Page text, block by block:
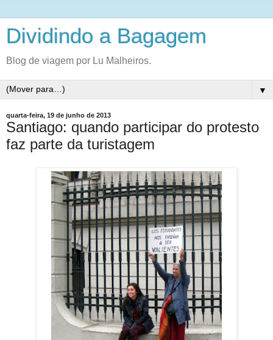
Dividindo a Bagagem
Blog de viagem por Lu Malheiros.
▼
quarta-feira, 19 de junho de 2013
Santiago: quando participar do protesto
faz parte da turistagem